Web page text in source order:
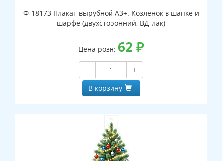
Ф-18173 Плакат вырубной А3+. Козленок в шапке и
шарфе (двухсторонний, ВД-лак)
Цена розн: 62 ₽
−
+
В корзину